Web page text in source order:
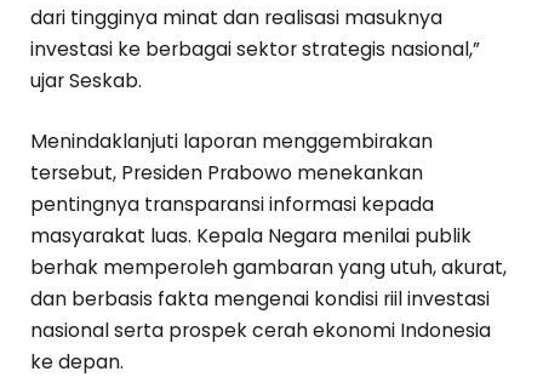
dari tingginya minat dan realisasi masuknya
investasi ke berbagai sektor strategis nasional,”
ujar Seskab.
Menindaklanjuti laporan menggembirakan
tersebut, Presiden Prabowo menekankan
pentingnya transparansi informasi kepada
masyarakat luas. Kepala Negara menilai publik
berhak memperoleh gambaran yang utuh, akurat,
dan berbasis fakta mengenai kondisi riil investasi
nasional serta prospek cerah ekonomi Indonesia
ke depan.